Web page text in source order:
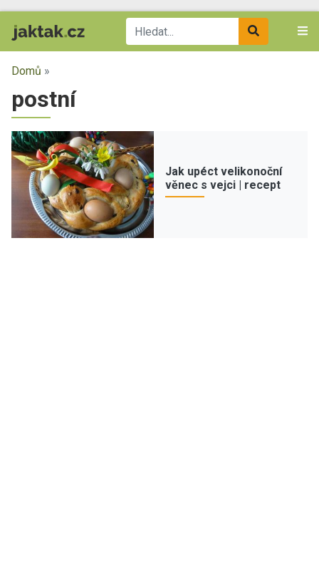
Domů »
postní
Jak upéct velikonoční
věnec s vejci | recept